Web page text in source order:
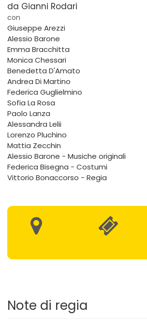
da Gianni Rodari
con
Giuseppe Arezzi
Alessio Barone
Emma Bracchitta
Monica Chessari
Benedetta D'Amato
Andrea Di Martino
Federica Guglielmino
Sofia La Rosa
Paolo Lanza
Alessandra Lelii
Lorenzo Pluchino
Mattia Zecchin
Alessio Barone - Musiche originali
Federica Bisegna - Costumi
Vittorio Bonaccorso - Regia
Note di regia